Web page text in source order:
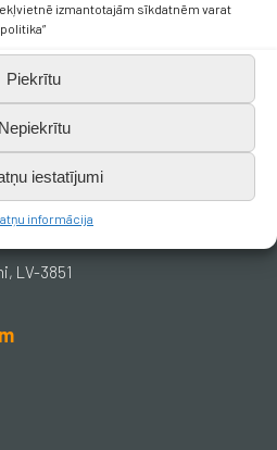
izmantotajām sīkdatnēm varat
Piekrītu
Nepiekrītu
iestatījumi
informācija
LV-3851